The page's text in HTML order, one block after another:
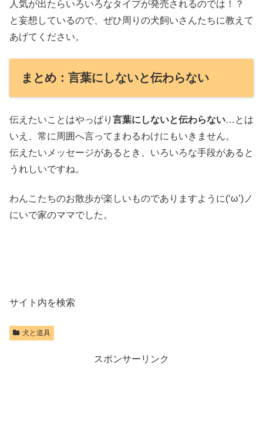
人気が出たらいろいろなタイプが発売されるのでは！？
と妄想しているので、ぜひ周りの犬飼いさんたちに教えて
あげてください。
まとめ：言葉にしないと伝わらない
伝えたいことはやっぱり 言葉にしないと伝わらない…とは
いえ、常に周囲へ言ってまわるわけにもいきません。
伝えたいメッセージがあるとき、いろいろな手段があると
うれしいですね。
わんこたちのお散歩が楽しいものでありますように(‘ω’)ノ
にいで家のママでした。
サイト内を検索
犬と道具
スポンサーリンク